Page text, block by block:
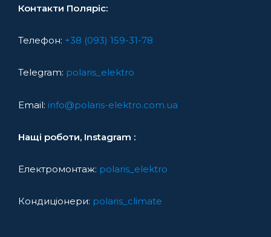
Контакти Поляріс:
Телефон: +38 (093) 159-31-78
Telegram: polaris_elektro
Email: info@polaris-elektro.com.ua
Нащі роботи, Instagram :
Електромонтаж: polaris_elektro
Кондиціонери: polaris_climate